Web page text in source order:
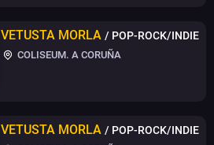
VETUSTA MORLA / POP-ROCK/INDIE
COLISEUM. A CORUÑA
VETUSTA MORLA / POP-ROCK/INDIE